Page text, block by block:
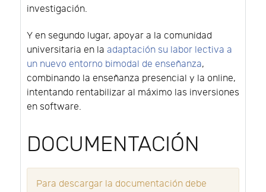
investigación.
Y en segundo lugar, apoyar a la comunidad
universitaria en la adaptación su labor lectiva a
un nuevo entorno bimodal de enseñanza,
combinando la enseñanza presencial y la online,
intentando rentabilizar al máximo las inversiones
en software.
DOCUMENTACIÓN
Para descargar la documentación debe